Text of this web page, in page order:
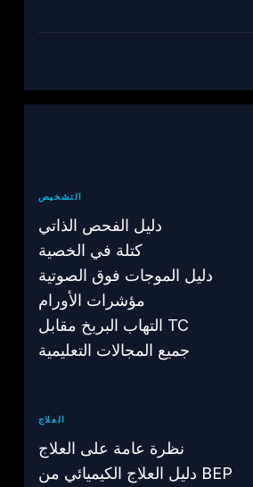
التشخيص
دليل الفحص الذاتي
كتلة في الخصية
دليل الموجات فوق الصوتية
مؤشرات الأورام
التهاب البربخ مقابل TC
جميع المجالات التعليمية
العلاج
نظرة عامة على العلاج
دليل العلاج الكيميائي من BEP